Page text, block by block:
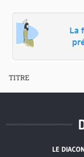
TITRE
LE